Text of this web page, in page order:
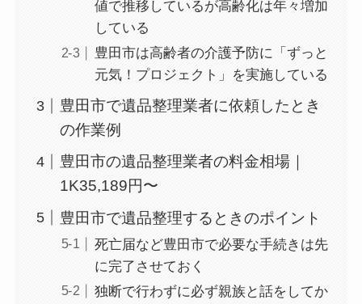
値で推移しているが高齢化は年々増加
している
豊田市は高齢者の介護予防に「ずっと
元気！プロジェクト」を実施している
豊田市で遺品整理業者に依頼したとき
の作業例
豊田市の遺品整理業者の料金相場｜
1K35,189円〜
豊田市で遺品整理するときのポイント
死亡届など豊田市で必要な手続きは先
に完了させておく
独断で行わずに必ず親族と話をしてか